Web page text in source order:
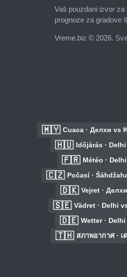
Vaš pouzdani izvor
prognoze za gradove
Vreme.biz © 2026.
🇲🇾 Cuaca · Делхи vs
🇭🇺 Időjárás ·
🇫🇷 Météo ·
🇨🇿 Počasí ·
🇩🇰 Vejret ·
🇸🇪 Vädret · Delhi
🇩🇪 Wetter ·
🇹🇭 สภาพอากาศ ·